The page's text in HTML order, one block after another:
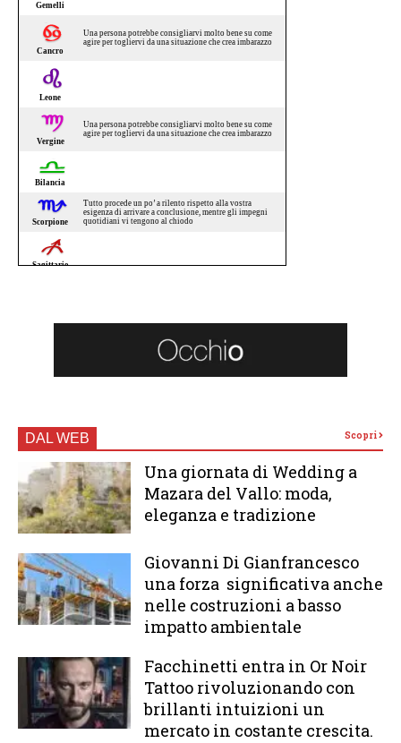
DAL WEB Scopri
Una giornata di Wedding a
Mazara del Vallo: moda,
eleganza e tradizione
Giovanni Di Gianfrancesco
una forza significativa anche
nelle costruzioni a basso
impatto ambientale
Facchinetti entra in Or Noir
Tattoo rivoluzionando con
brillanti intuizioni un
mercato in costante crescita.